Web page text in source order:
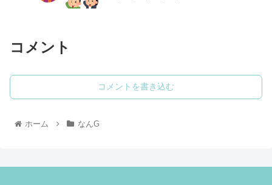
コメント
コメントを書き込む
ホーム なんG